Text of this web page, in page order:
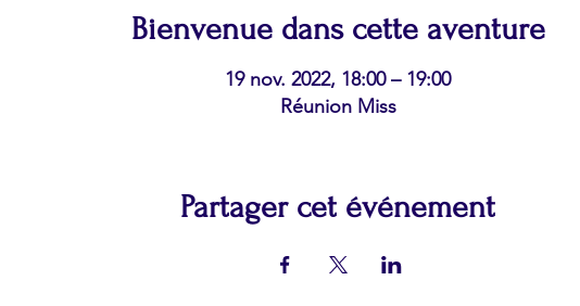
Bienvenue dans cette aventure
19 nov. 2022, 18:00 – 19:00
Réunion Miss
Partager cet événement